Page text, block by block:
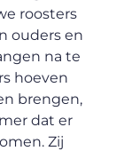
roosters
ouders en
na te
hoeven
brengen,
dat er
Zij